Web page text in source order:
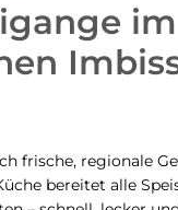
im
frische, regionale
bereitet alle